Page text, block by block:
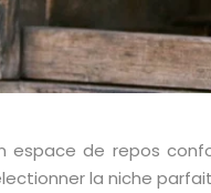
espace de repos
la niche